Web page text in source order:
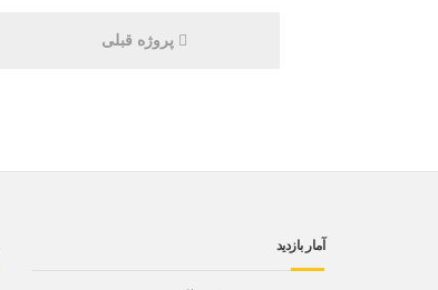
پروژه قبلی
آمار بازدید